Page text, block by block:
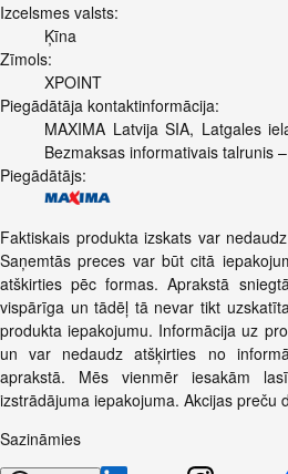
Izcelsmes valsts:
Ķīna
Zīmols:
XPOINT
Piegādātāja kontaktinformācija:
MAXIMA Latvija SIA, Latgales
Bezmaksas informativais talrunis
Piegādātājs:
Faktiskais produkta izskats var
Saņemtās preces var būt citā
atškirties pēc formas. Aprakstā
vispārīga un tādēļ tā nevar tikt
produkta iepakojumu. Informācija uz
un var nedaudz atšķirties no
aprakstā. Mēs vienmēr iesakām
izstrādājuma iepakojuma. Akcijas preču
Sazināmies